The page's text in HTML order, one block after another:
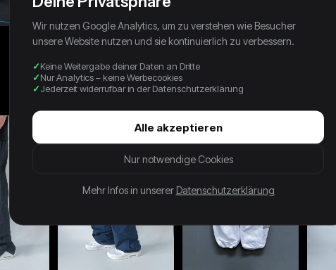
Wir nutzen Google Analytics, um zu verstehen wie Besucher
unsere Website nutzen und sie kontinuierlich zu verbessern.
Keine Weitergabe deiner Daten an Dritte
Nur Analytics – keine Werbecookies
Jederzeit widerrufbar in der Datenschutzerklärung
Alle akzeptieren
Nur notwendige Cookies
Mehr Infos in unserer Datenschutzerklärung